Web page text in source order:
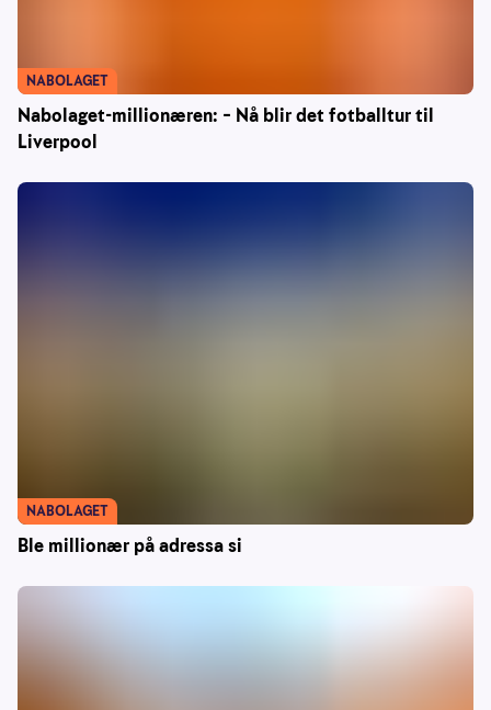
Nabolaget-millionæren: – Nå blir det fotballtur til
Liverpool
NABOLAGET
Ble millionær på adressa si
NABOLAGET